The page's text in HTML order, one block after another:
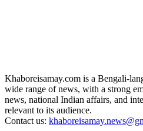
Khaboreisamay.com is a Bengali-
wide range of news, with a strong
news, national Indian affairs, and
relevant to its audience.
Contact us: